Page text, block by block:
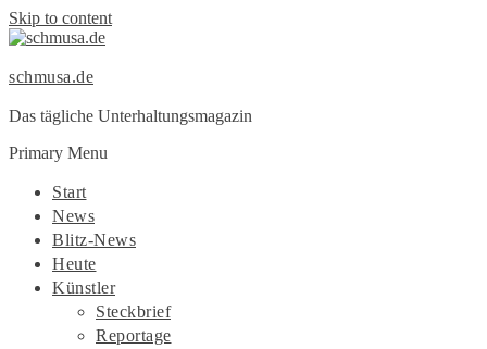
Skip to content
schmusa.de
Das tägliche Unterhaltungsmagazin
Primary Menu
Start
News
Blitz-News
Heute
Künstler
Steckbrief
Reportage